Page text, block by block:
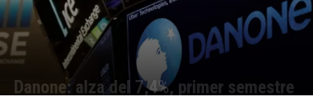
Danone: alza del 7,4%, primer semestre